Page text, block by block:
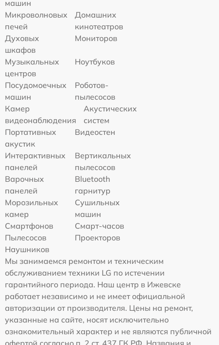
машин
Микроволновых
печей
Домашних
кинотеатров
Духовых
шкафов
Мониторов
Музыкальных
центров
Ноутбуков
Посудомоечных
машин
Роботов-
пылесосов
Камер
видеонаблюдения
Акустических
систем
Портативных
акустик
Видеостен
Интерактивных
панелей
Вертикальных
пылесосов
Варочных
панелей
Bluetooth
гарнитур
Морозильных
камер
Сушильных
машин
Смартфонов
Смарт-часов
Пылесосов
Проекторов
Наушников
Мы занимаемся ремонтом и техническим
обслуживанием техники LG по истечении
гарантийного периода. Наш центр в Ижевске
работает независимо и не имеет официальной
авторизации от производителя. Цены на ремонт,
указанные на сайте, носят исключительно
ознакомительный характер и не являются публичной
офертой согласно п. 2 ст. 437 ГК РФ. Названия и